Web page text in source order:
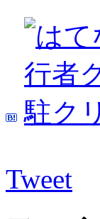
Tweet